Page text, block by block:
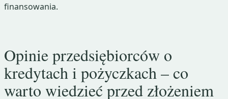
finansowania.
Opinie przedsiębiorców o
kredytach i pożyczkach – co
warto wiedzieć przed złożeniem